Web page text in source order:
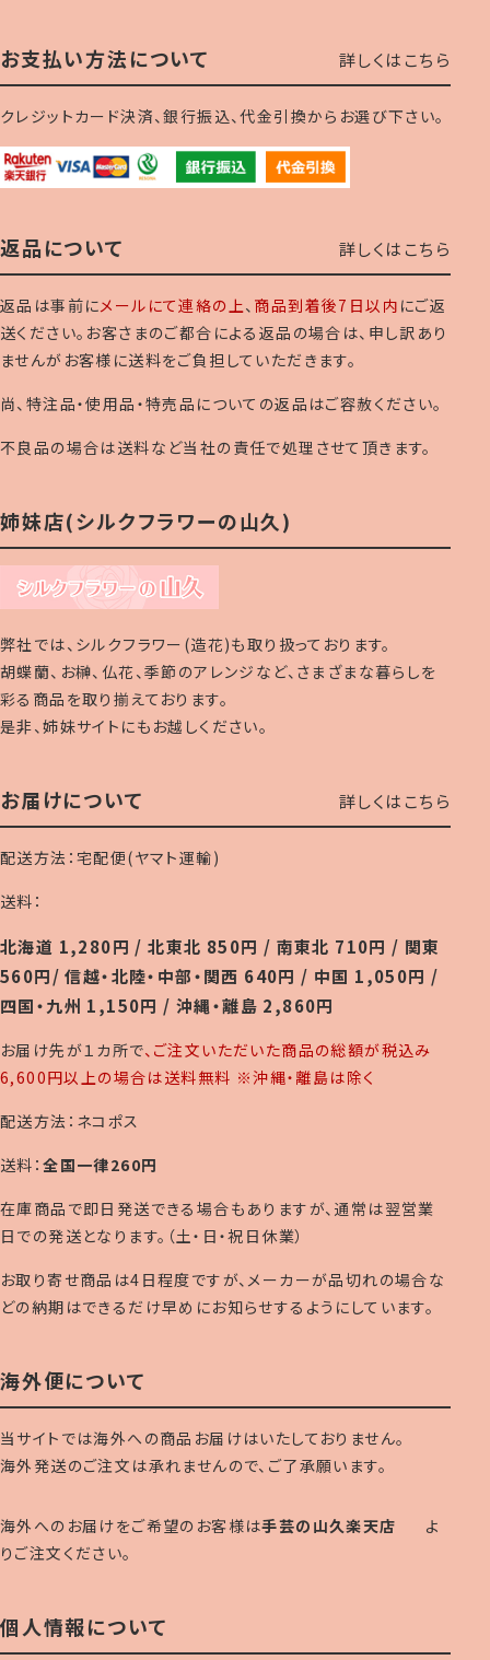
お支払い方法について 詳しくはこちら
クレジットカード決済、銀行振込、代金引換からお選び下さい。
返品について 詳しくはこちら
返品は事前にメールにて連絡の上、 商品到着後7日以内 にご返
送ください。お客さまのご都合による返品の場合は、申し訳あり
ませんがお客様に送料をご負担していただきます。
尚、特注品・使用品・特売品についての返品はご容赦ください。
不良品の場合は送料など当社の責任で処理させて頂きます。
姉妹店(シルクフラワーの山久)
弊社では、シルクフラワー(造花)も取り扱っております。
胡蝶蘭、お榊、仏花、季節のアレンジなど、さまざまな暮らしを
彩る商品を取り揃えております。
是非、姉妹サイトにもお越しください。
お届けについて 詳しくはこちら
配送方法：宅配便(ヤマト運輸)
送料：
北海道 1,280円 / 北東北 850円 / 南東北 710円 / 関東
560円/ 信越・北陸・中部・関西 640円 / 中国 1,050円 /
四国・九州 1,150円 / 沖縄・離島 2,860円
お届け先が１カ所で、ご注文いただいた商品の総額が税込み
6,600円以上の場合は送料無料 ※沖縄・離島は除く
配送方法：ネコポス
送料：全国一律260円
在庫商品で即日発送できる場合もありますが、通常は翌営業
日での発送となります。（土・日・祝日休業）
お取り寄せ商品は4日程度ですが、メーカーが品切れの場合な
どの納期はできるだけ早めにお知らせするようにしています。
海外便について
当サイトでは海外への商品お届けはいたしておりません。
海外発送のご注文は承れませんので、ご了承願います。
海外へのお届けをご希望のお客様は手芸の山久楽天店
よ
りご注文ください。
個人情報について